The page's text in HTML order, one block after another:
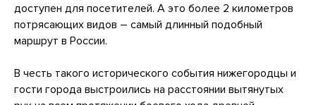
доступен для посетителей. А это более 2 километров
потрясающих видов – самый длинный подобный
маршрут в России.
В честь такого исторического события нижегородцы и
гости города выстроились на расстоянии вытянутых